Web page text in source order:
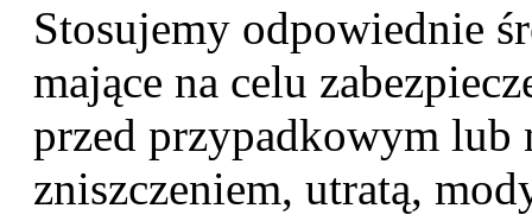
Stosujemy odpowiednie
mające na celu
przed przypadkowym lub
zniszczeniem, utratą,